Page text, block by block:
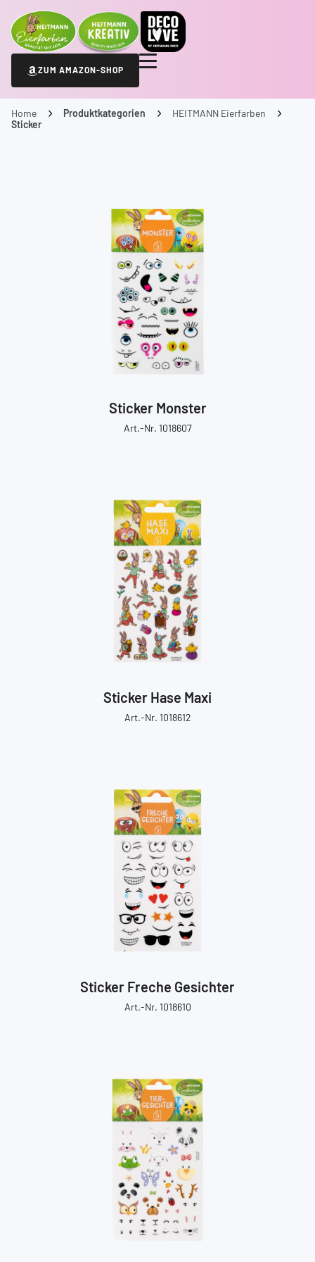
ZUM AMAZON-SHOP
Home Produktkategorien
HEITMANN Eierfarben
Sticker
Sticker Monster
Art.-Nr. 1018607
Sticker Hase Maxi
Art.-Nr. 1018612
Sticker Freche Gesichter
Art.-Nr. 1018610